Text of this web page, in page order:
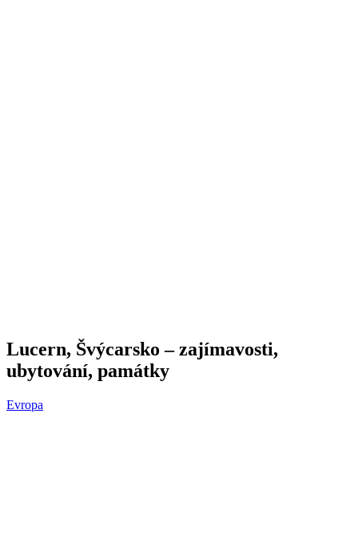
Lucern, Švýcarsko – zajímavosti,
ubytování, památky
Evropa